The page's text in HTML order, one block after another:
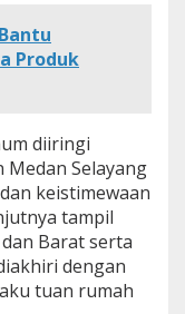
Produk
diiringi
Medan Selayang
keistimewaan
tampil
Barat serta
dengan
tuan rumah